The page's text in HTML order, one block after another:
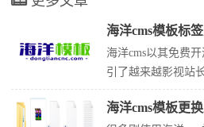
海洋cms模板标
海洋cms以其免费
引了越来越影视站
中，模板标签是必
洋cms模板标签大
海洋cms模板更